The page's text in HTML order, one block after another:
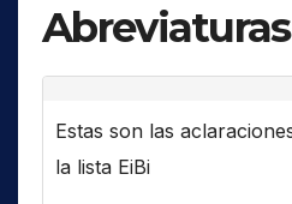
Abreviaturas
Estas son las
la lista EiBi